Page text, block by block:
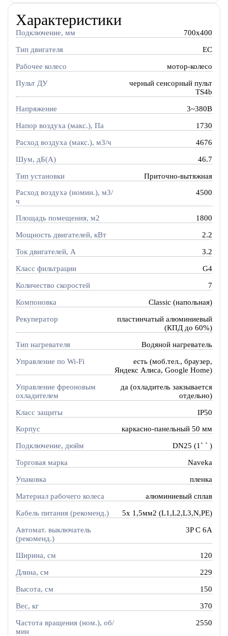
Характеристики
Подключение, мм 700x400
Тип двигателя EC
Рабочее колесо мотор-колесо
Пульт ДУ
черный сенсорный пульт
TS4b
Напряжение 3~380В
Напор воздуха (макс.), Па 1730
Расход воздуха (макс.), м3/ч 4676
Шум, дБ(А) 46.7
Тип установки Приточно-вытяжная
Расход воздуха (номин.), м3/
ч
4500
Площадь помещения, м2 1800
Мощность двигателей, кВт 2.2
Ток двигателей, А 3.2
Класс фильтрации G4
Количество скоростей 7
Компоновка Classic (напольная)
Рекуператор
пластинчатый алюминиевый
(КПД до 60%)
Тип нагревателя Водяной нагреватель
Управление по Wi-Fi
есть (моб.тел., браузер,
Яндекс Алиса, Google Home)
Управление фреоновым
охладителем
да (охладитель закзывается
отдельно)
Класс защиты IP50
Корпус каркасно-панельный 50 мм
Подключение, дюйм DN25 (1` ` )
Торговая марка Naveka
Упаковка пленка
Материал рабочего колеса алюминиевый сплав
Кабель питания (рекоменд.) 5х 1,5мм2 (L1,L2,L3,N,PE)
Автомат. выключатель
(рекоменд.)
3P C 6A
Ширина, см 120
Длина, см 229
Высота, см 150
Вес, кг 370
Частота вращения (ном.), об/
мин
2550